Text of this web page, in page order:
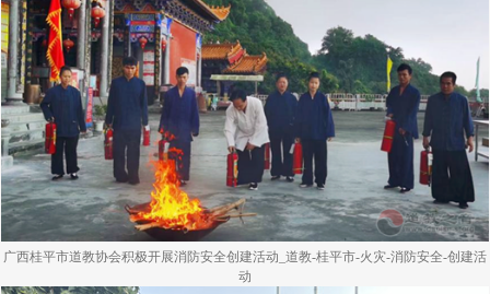
广西桂平市道教协会积极开展消防安全创建活动_道教-桂平市-火灾-消防安全-创建活
动